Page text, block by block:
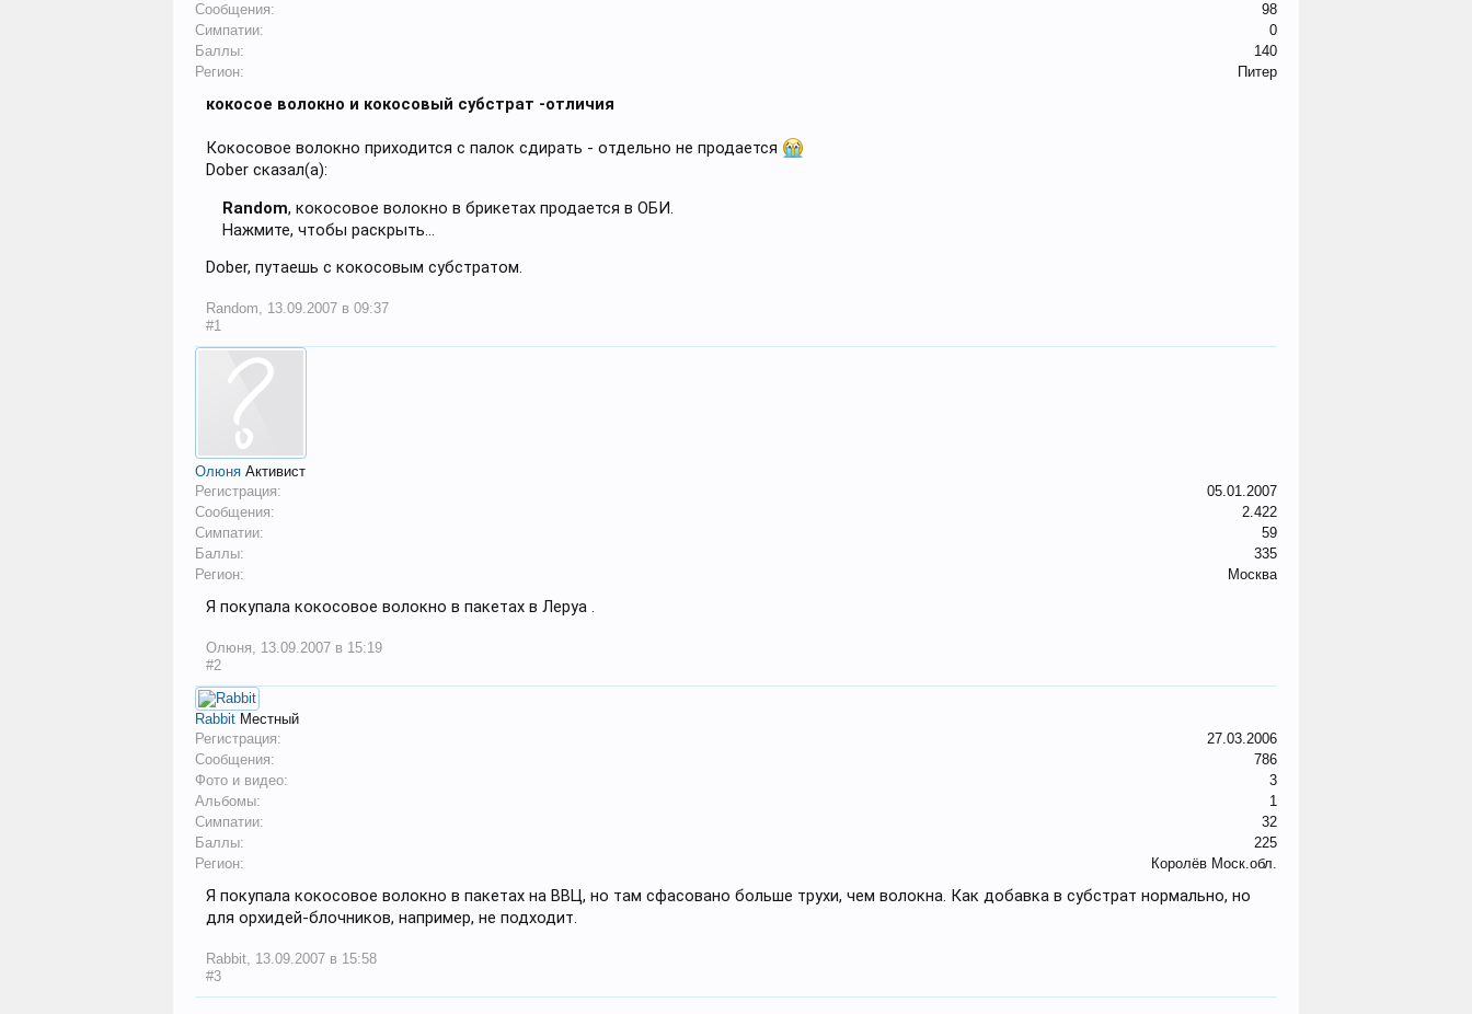
Сообщения:
98
Симпатии:
0
Баллы:
140
Регион:
Питер
кокосое волокно и кокосовый субстрат -отличия
Кокосовое волокно приходится с палок сдирать - отдельно не продается
Dober сказал(а):
Random, кокосовое волокно в брикетах продается в ОБИ.
Нажмите, чтобы раскрыть...
Dober, путаешь с кокосовым субстратом.
Random, 13.09.2007 в 09:37
#1
Олюня Активист
Регистрация:
05.01.2007
Сообщения:
2.422
Симпатии:
59
Баллы:
335
Регион:
Москва
Я покупала кокосовое волокно в пакетах в Леруа .
Олюня, 13.09.2007 в 15:19
#2
Rabbit Местный
Регистрация:
27.03.2006
Сообщения:
786
Фото и видео:
3
Альбомы:
1
Симпатии:
32
Баллы:
225
Регион:
Королёв Моск.обл.
Я покупала кокосовое волокно в пакетах на ВВЦ, но там сфасовано больше трухи, чем волокна. Как добавка в субстрат нормально, но
для орхидей-блочников, например, не подходит.
Rabbit, 13.09.2007 в 15:58
#3